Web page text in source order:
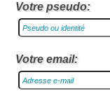
Votre pseudo:
Votre email: